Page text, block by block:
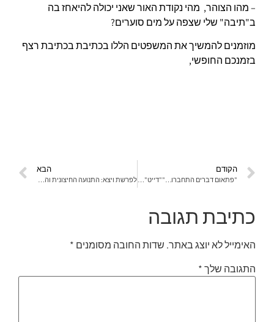
– מהו הצוהר, מהי נקודת האור שאני יכולה להיאחז בה
ב"תיבה" שלי שצפה על מים סוערים?
מוזמנים להמשיך את המשפטים הללו בכתיבת בכתיבת רצף
בזמנכם החופשי,
הקודם הבא
כתיבת תגובה
האימייל לא יוצג באתר. שדות החובה מסומנים *
התגובה שלך*